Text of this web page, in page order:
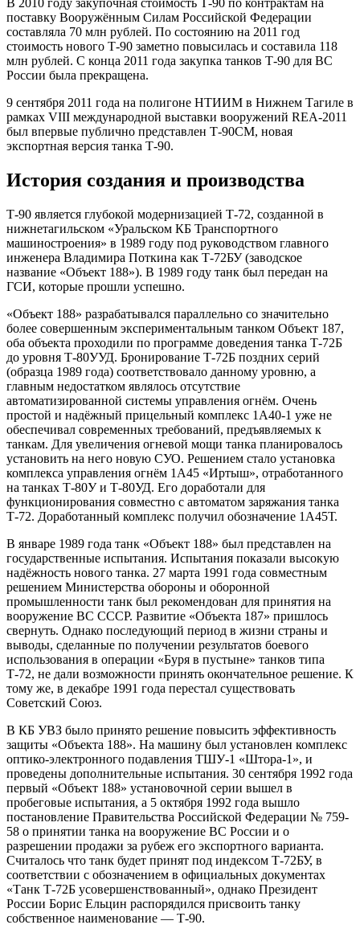
поставку Вооружённым Силам Российской Федерации
составляла 70 млн рублей. По состоянию на 2011 год
стоимость нового Т-90 заметно повысилась и составила 118
млн рублей. С конца 2011 года закупка танков Т-90 для ВС
России была прекращена.
9 сентября 2011 года на полигоне НТИИМ в Нижнем Тагиле в
рамках VIII международной выставки вооружений REA-2011
был впервые публично представлен Т-90СМ, новая
экспортная версия танка Т-90.
История создания и производства
Т-90 является глубокой модернизацией Т-72, созданной в
нижнетагильском «Уральском КБ Транспортного
машиностроения» в 1989 году под руководством главного
инженера Владимира Поткина как Т-72БУ (заводское
название «Объект 188»). В 1989 году танк был передан на
ГСИ, которые прошли успешно.
«Объект 188» разрабатывался параллельно со значительно
более совершенным экспериментальным танком Объект 187,
оба объекта проходили по программе доведения танка Т-72Б
до уровня Т-80УУД. Бронирование Т-72Б поздних серий
(образца 1989 года) соответствовало данному уровню, а
главным недостатком являлось отсутствие
автоматизированной системы управления огнём. Очень
простой и надёжный прицельный комплекс 1А40-1 уже не
обеспечивал современных требований, предъявляемых к
танкам. Для увеличения огневой мощи танка планировалось
установить на него новую СУО. Решением стало установка
комплекса управления огнём 1А45 «Иртыш», отработанного
на танках Т-80У и Т-80УД. Его доработали для
функционирования совместно с автоматом заряжания танка
Т-72. Доработанный комплекс получил обозначение 1А45Т.
В январе 1989 года танк «Объект 188» был представлен на
государственные испытания. Испытания показали высокую
надёжность нового танка. 27 марта 1991 года совместным
решением Министерства обороны и оборонной
промышленности танк был рекомендован для принятия на
вооружение ВС СССР. Развитие «Объекта 187» пришлось
свернуть. Однако последующий период в жизни страны и
выводы, сделанные по получении результатов боевого
использования в операции «Буря в пустыне» танков типа
Т-72, не дали возможности принять окончательное решение. К
тому же, в декабре 1991 года перестал существовать
Советский Союз.
В КБ УВЗ было принято решение повысить эффективность
защиты «Объекта 188». На машину был установлен комплекс
оптико-электронного подавления ТШУ-1 «Штора-1», и
проведены дополнительные испытания. 30 сентября 1992 года
первый «Объект 188» установочной серии вышел в
пробеговые испытания, а 5 октября 1992 года вышло
постановление Правительства Российской Федерации № 759-
58 о принятии танка на вооружение ВС России и о
разрешении продажи за рубеж его экспортного варианта.
Считалось что танк будет принят под индексом Т-72БУ, в
соответствии с обозначением в официальных документах
«Танк Т-72Б усовершенствованный», однако Президент
России Борис Ельцин распорядился присвоить танку
собственное наименование — Т-90.